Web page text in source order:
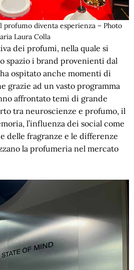
profumo diventa esperienza – Photo
Laura Colla
dei profumi, nella quale si
spazio i brand provenienti dal
ospitato anche momenti di
grazie ad un vasto programma
affrontato temi di grande
tra neuroscienze e profumo, il
l’influenza dei social come
delle fragranze e le differenze
la profumeria nel mercato